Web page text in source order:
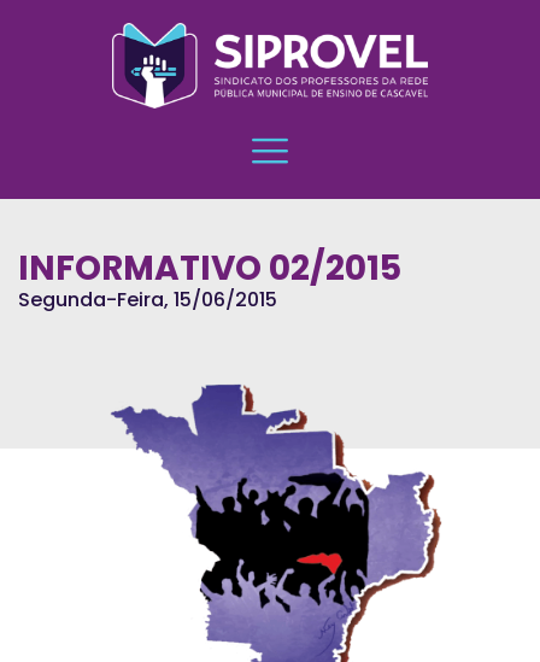
INFORMATIVO 02/2015
Segunda-Feira, 15/06/2015